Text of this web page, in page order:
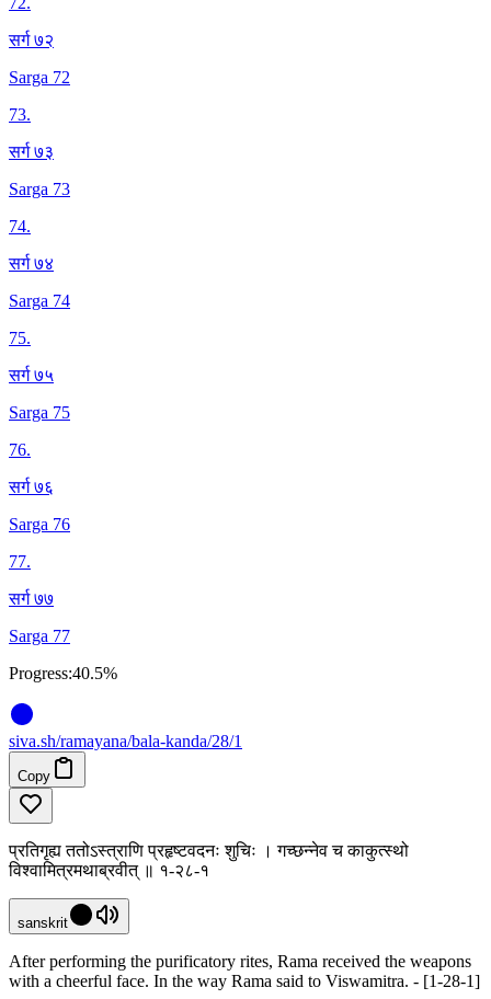
सर्ग ७२
Sarga 72
73.
सर्ग ७३
Sarga 73
74.
सर्ग ७४
Sarga 74
75.
सर्ग ७५
Sarga 75
76.
सर्ग ७६
Sarga 76
77.
सर्ग ७७
Sarga 77
Progress:40.5%
siva.sh/ramayana/bala-kanda/28/1
Copy
प्रतिगृह्य ततोऽस्त्राणि प्रहृष्टवदनः शुचिः । गच्छन्नेव च काकुत्स्थो
विश्वामित्रमथाब्रवीत् ॥ १-२८-१
sanskrit
After performing the purificatory rites, Rama received the weapons
with a cheerful face. In the way Rama said to Viswamitra. - [1-28-1]